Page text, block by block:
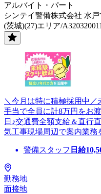
アルバイト・パート
シンテイ警備株式会社 水
(茨城)(27)エリア/
＼今月は特に積極採用中
手当で全員に計8万円をお
日♪交通費全額支給＆直行
気工事現場周辺で案内業務
警備スタッフ 日給
勤務地
面接地